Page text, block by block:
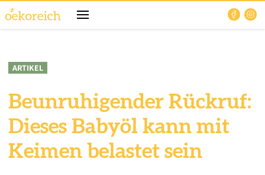
ARTIKEL
Beunruhigender Rückruf:
Dieses Babyöl kann mit
Keimen belastet sein